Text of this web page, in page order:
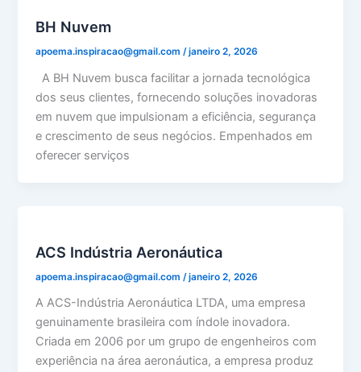
BH Nuvem
apoema.inspiracao@gmail.com/janeiro 2, 2026
A BH Nuvem busca facilitar a jornada tecnológica
dos seus clientes, fornecendo soluções inovadoras
em nuvem que impulsionam a eficiência, segurança
e crescimento de seus negócios. Empenhados em
oferecer serviços
ACS Indústria Aeronáutica
apoema.inspiracao@gmail.com /janeiro 2, 2026
A ACS-Indústria Aeronáutica LTDA, uma empresa
genuinamente brasileira com índole inovadora.
Criada em 2006 por um grupo de engenheiros com
experiência na área aeronáutica, a empresa produz